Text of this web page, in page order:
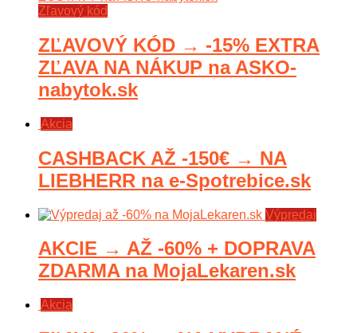
Zľavový kód
ZĽAVOVÝ KÓD → -15% EXTRA
ZĽAVA NA NÁKUP na ASKO-
nabytok.sk
Akcia
CASHBACK AŽ -150€ → NA
LIEBHERR na e-Spotrebice.sk
Výpredaj
AKCIE → AŽ -60% + DOPRAVA
ZDARMA na MojaLekaren.sk
Akcia